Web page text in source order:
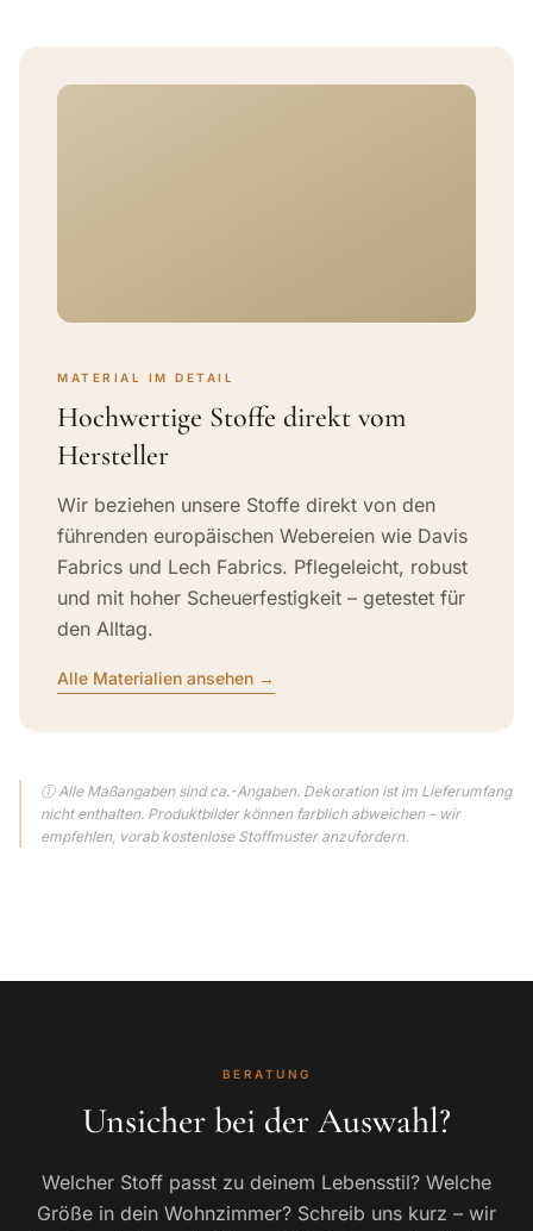
MATERIAL IM DETAIL
Hochwertige Stoffe direkt vom
Hersteller
Wir beziehen unsere Stoffe direkt von den
führenden europäischen Webereien wie Davis
Fabrics und Lech Fabrics. Pflegeleicht, robust
und mit hoher Scheuerfestigkeit – getestet für
den Alltag.
Alle Materialien ansehen →
ⓘ Alle Maßangaben sind ca.-Angaben. Dekoration ist im Lieferumfang
nicht enthalten. Produktbilder können farblich abweichen – wir
empfehlen, vorab kostenlose Stoffmuster anzufordern.
BERATUNG
Unsicher bei der Auswahl?
Welcher Stoff passt zu deinem Lebensstil? Welche
Größe in dein Wohnzimmer? Schreib uns kurz – wir